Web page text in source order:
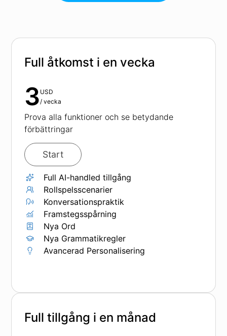
Full åtkomst i en vecka
3USD
/vecka
Prova alla funktioner och se betydande
förbättringar
Start
Full AI-handled tillgång
Rollspelsscenarier
Konversationspraktik
Framstegsspårning
Nya Ord
Nya Grammatikregler
Avancerad Personalisering
Full tillgång i en månad